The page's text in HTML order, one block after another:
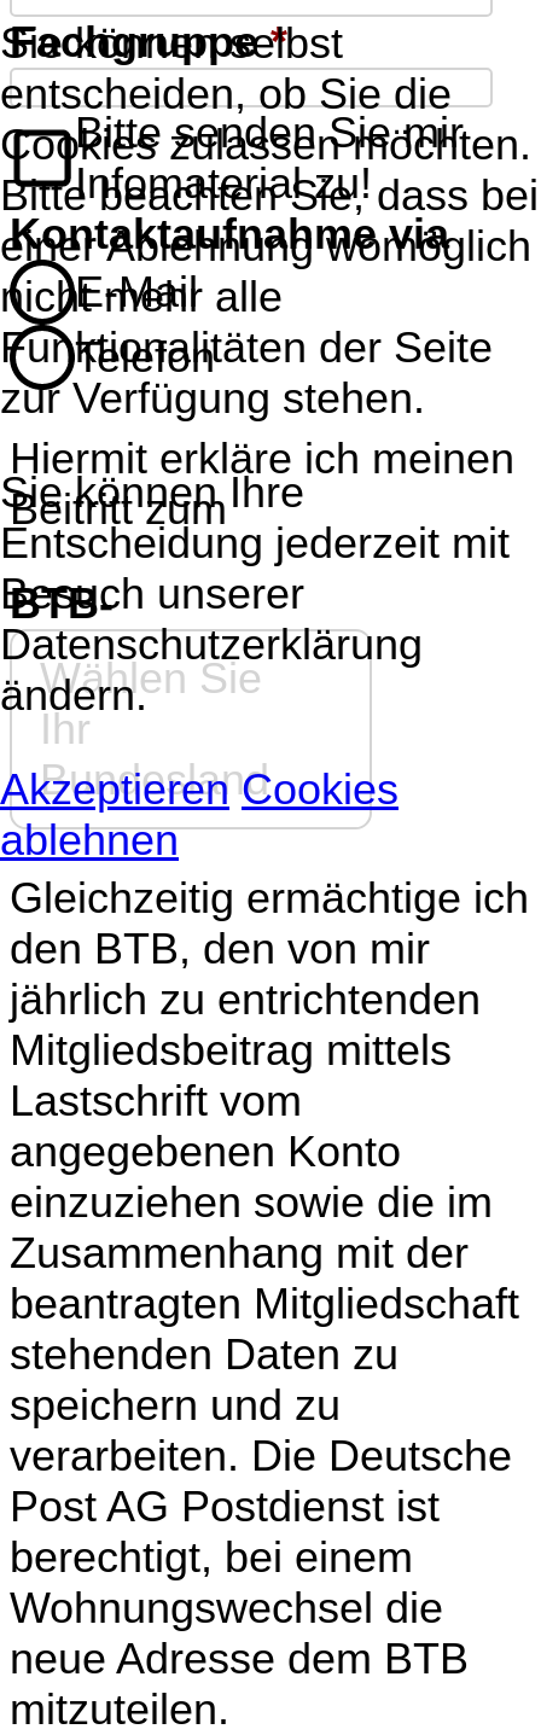
Fachgruppe*
Bitte senden Sie mir
Infomaterial zu!
Kontaktaufnahme via
E-Mail
Telefon
Hiermit erkläre ich meinen
Beitritt zum
BTB-
Wählen Sie
Ihr
Bundesland
Gleichzeitig ermächtige ich
den BTB, den von mir
jährlich zu entrichtenden
Mitgliedsbeitrag mittels
Lastschrift vom
angegebenen Konto
einzuziehen sowie die im
Zusammenhang mit der
beantragten Mitgliedschaft
stehenden Daten zu
speichern und zu
verarbeiten. Die Deutsche
Post AG Postdienst ist
berechtigt, bei einem
Wohnungswechsel die
neue Adresse dem BTB
mitzuteilen.
Sie können selbst
entscheiden, ob Sie die
Cookies zulassen möchten.
Bitte beachten Sie, dass bei
einer Ablehnung womöglich
nicht mehr alle
Funktionalitäten der Seite
zur Verfügung stehen.
Sie können Ihre
Entscheidung jederzeit mit
Besuch unserer
Datenschutzerklärung
ändern.
Akzeptieren Cookies
ablehnen